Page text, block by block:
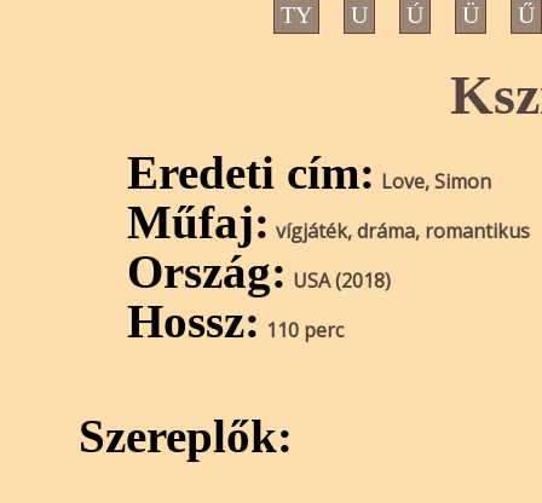
TY U Ú Ü Ű
Eredeti cím: Love, Simon
Műfaj: vígjáték, dráma, romantikus
Ország: USA (2018)
Hossz: 110 perc
Szereplők: